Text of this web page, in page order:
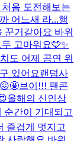
음 도전해보는
어느새 라...행
꾼거같아요 바위
고마워요🩵✨
도 어제 공연 위
있어요랜덤사
브이!!! 팬콘
올해의 신인상
간이 기대되고
즐겁게 멋지고